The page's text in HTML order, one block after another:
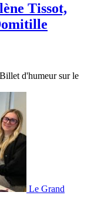
Tissot,
d'humeur sur le
Le Grand